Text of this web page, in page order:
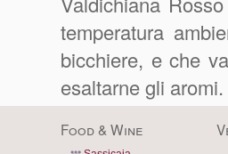
temperatura
bicchiere, e che
esaltarne gli aromi.
Food & Wine